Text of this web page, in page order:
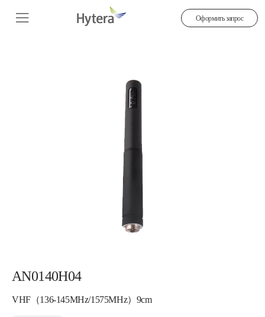
Оформить запрос
AN0140H04
VHF（136-145MHz/1575MHz）9cm